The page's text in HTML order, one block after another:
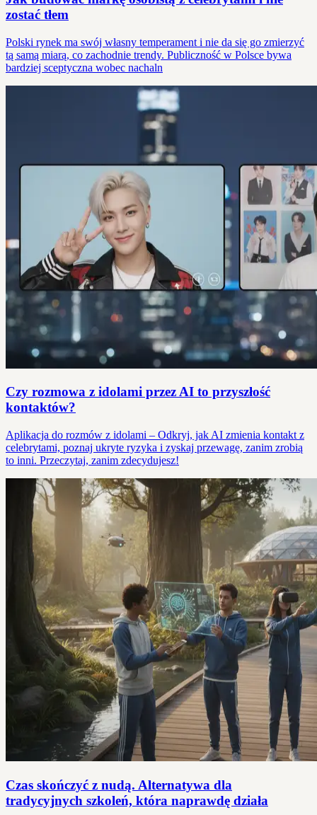
zostać tłem
Polski rynek ma swój własny temperament i nie da się go zmierzyć
tą samą miarą, co zachodnie trendy. Publiczność w Polsce bywa
bardziej sceptyczna wobec nachaln
Czy rozmowa z idolami przez AI to przyszłość
kontaktów?
Aplikacja do rozmów z idolami – Odkryj, jak AI zmienia kontakt z
celebrytami, poznaj ukryte ryzyka i zyskaj przewagę, zanim zrobią
to inni. Przeczytaj, zanim zdecydujesz!
Czas skończyć z nudą. Alternatywa dla
tradycyjnych szkoleń, która naprawdę działa